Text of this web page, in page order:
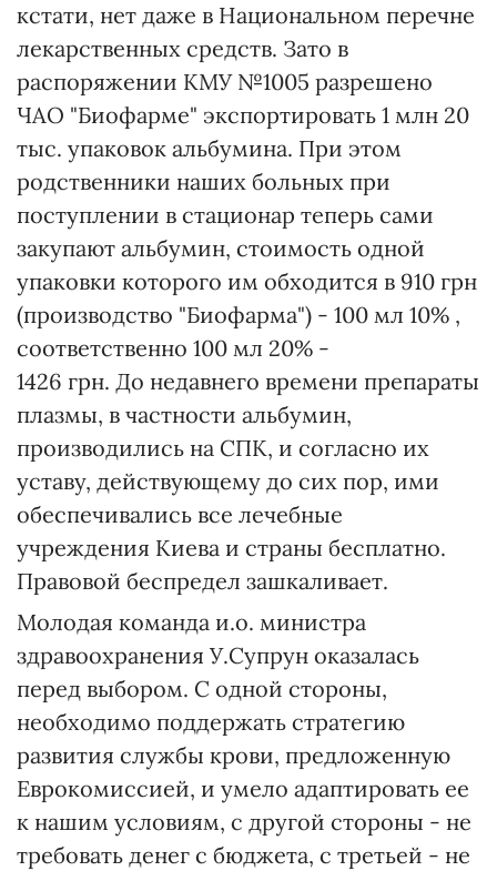
кстати, нет даже в Национальном перечне
лекарственных средств. Зато в
распоряжении КМУ №1005 разрешено
ЧАО "Биофарме" экспортировать 1 млн 20
тыс. упаковок альбумина. При этом
родственники наших больных при
поступлении в стационар теперь сами
закупают альбумин, стоимость одной
упаковки которого им обходится в 910 грн
(производство "Биофарма") - 100 мл 10% ,
соответственно 100 мл 20% -
1426 грн. До недавнего времени препараты
плазмы, в частности альбумин,
производились на СПК, и согласно их
уставу, действующему до сих пор, ими
обеспечивались все лечебные
учреждения Киева и страны бесплатно.
Правовой беспредел зашкаливает.
Молодая команда и.о. министра
здравоохранения У.Супрун оказалась
перед выбором. С одной стороны,
необходимо поддержать стратегию
развития службы крови, предложенную
Еврокомиссией, и умело адаптировать ее
к нашим условиям, с другой стороны - не
требовать денег с бюджета, с третьей - не